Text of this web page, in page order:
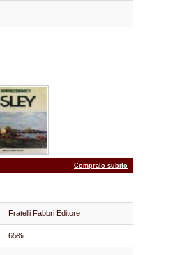
Compralo subito
Fratelli Fabbri Editore
65%